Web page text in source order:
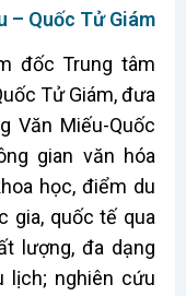
– Quốc Tử Giám
đốc Trung tâm
Tử Giám, đưa
Văn Miếu-Quốc
gian văn hóa
học, điểm du
gia, quốc tế qua
lượng, đa dạng
lịch; nghiên cứu